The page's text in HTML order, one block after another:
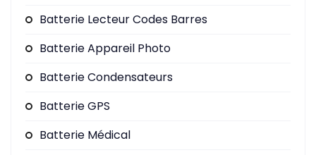
Batterie Lecteur Codes Barres
Batterie Appareil Photo
Batterie Condensateurs
Batterie GPS
Batterie Médical